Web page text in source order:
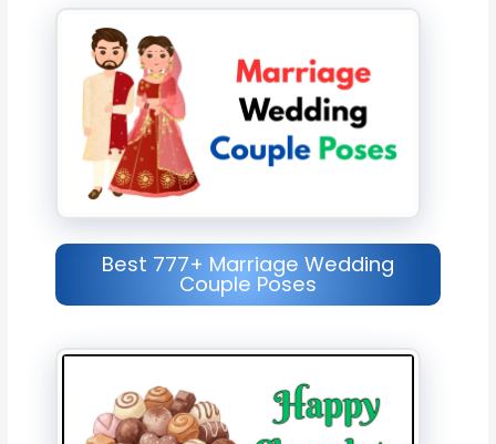
Best 777+ Marriage Wedding
Couple Poses